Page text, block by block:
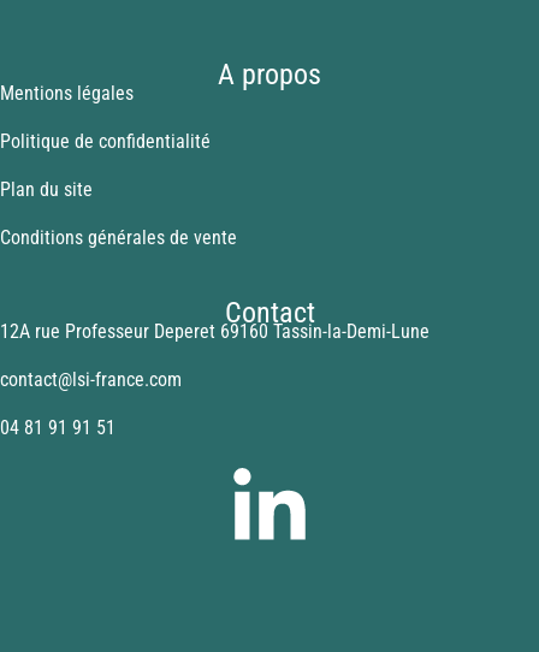
A propos
Mentions légales
Politique de confidentialité
Plan du site
Conditions générales de vente
Contact
12A rue Professeur Deperet 69160 Tassin-la-Demi-Lune
contact@lsi-france.com
04 81 91 91 51